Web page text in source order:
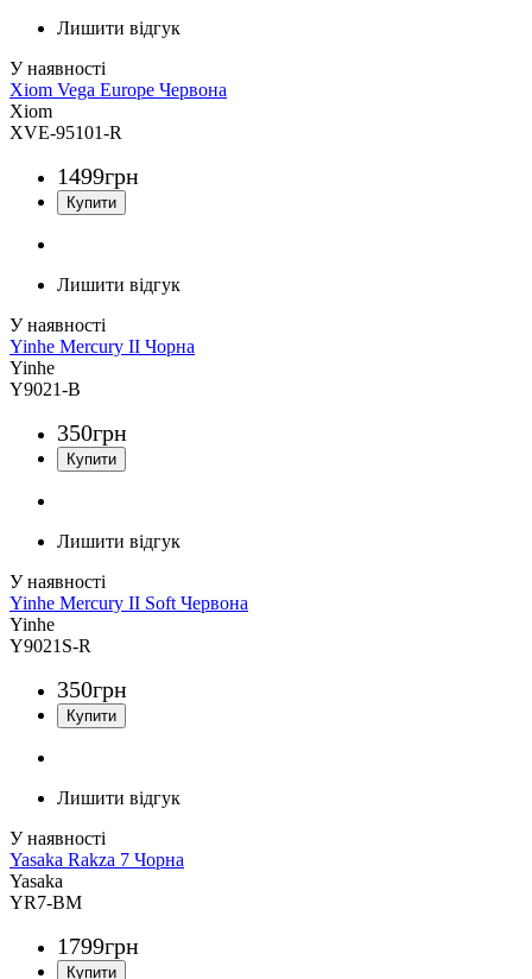
Лишити відгук
Xiom Vega Europe Червона
Xiom
XVE-95101-R
1499грн
Лишити відгук
Yinhe Mercury II Чорна
Yinhe
Y9021-B
350грн
Лишити відгук
Yinhe Mercury II Soft Червона
Yinhe
Y9021S-R
350грн
Лишити відгук
Yasaka Rakza 7 Чорна
Yasaka
YR7-BM
1799грн